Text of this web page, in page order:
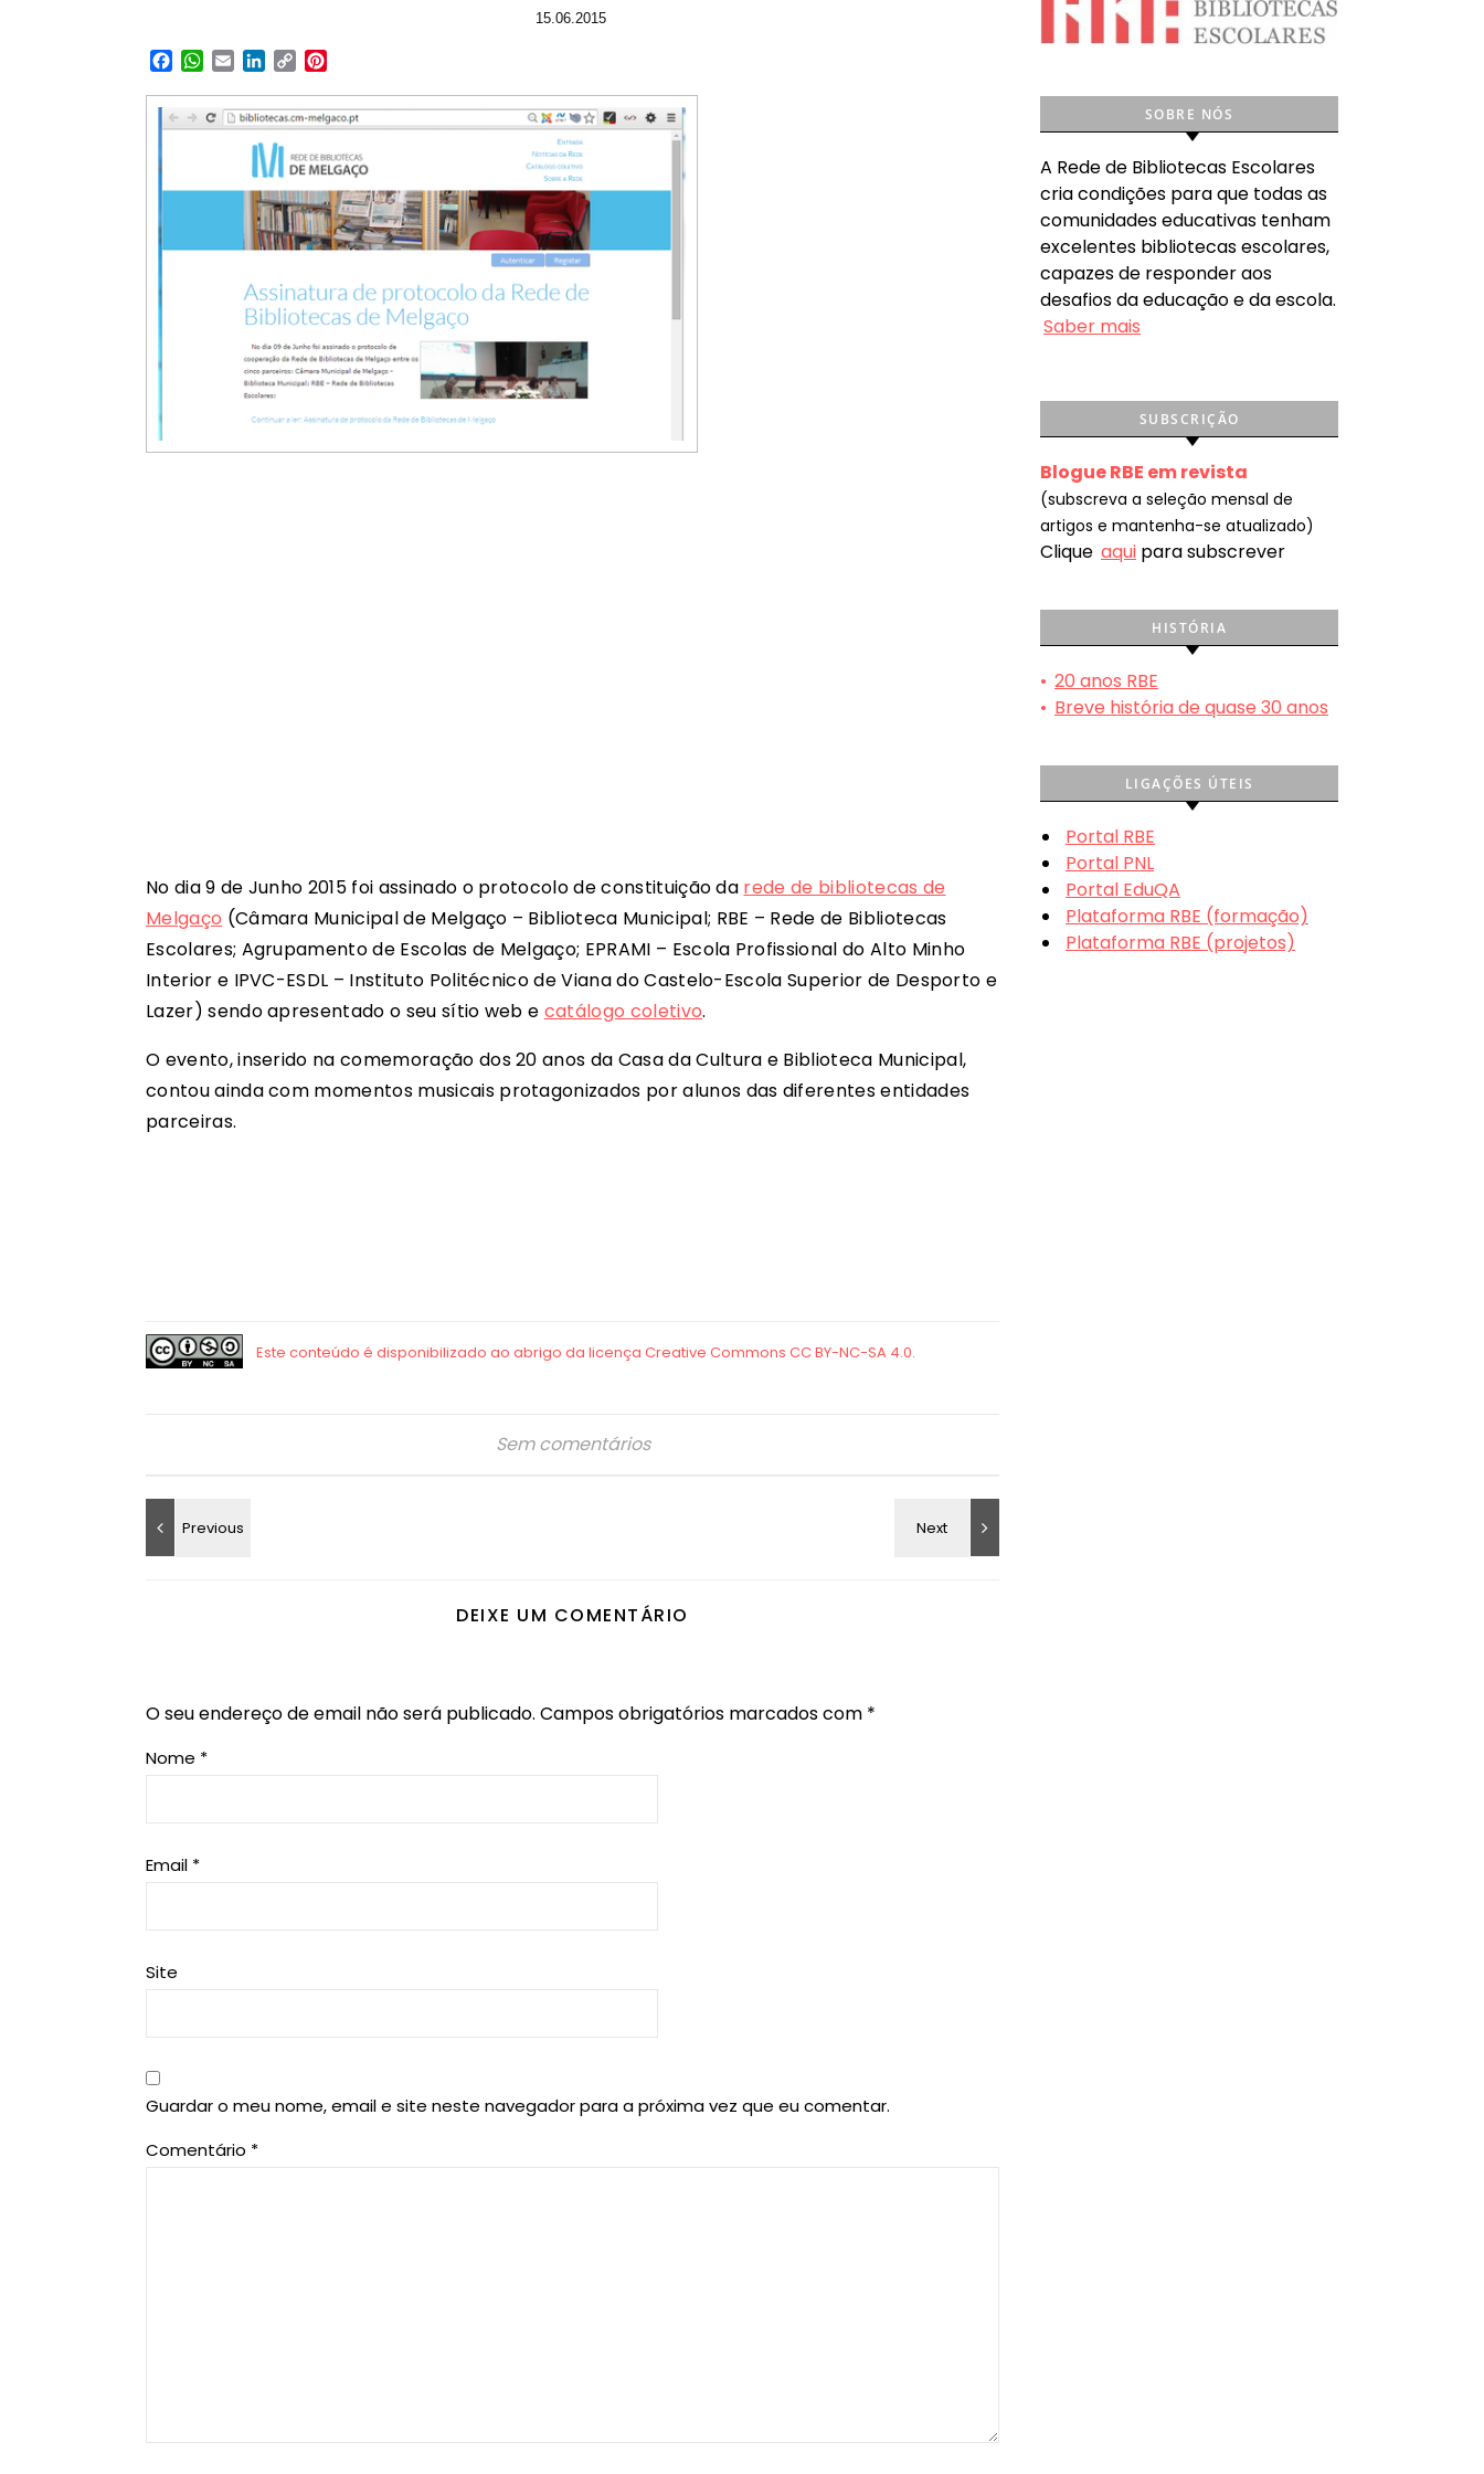
15.06.2015
Facebook
WhatsApp
EmailLinkedIn
Copy
No dia 9 de Junho 2015 foi assinado o protocolo de constituição da rede de bibliotecas de
Melgaço (Câmara Municipal de Melgaço – Biblioteca Municipal; RBE – Rede de Bibliotecas
Escolares; Agrupamento de Escolas de Melgaço; EPRAMI – Escola Profissional do Alto Minho
Interior e IPVC-ESDL – Instituto Politécnico de Viana do Castelo-Escola Superior de Desporto e
Lazer) sendo apresentado o seu sítio web e catálogo coletivo.
O evento, inserido na comemoração dos 20 anos da Casa da Cultura e Biblioteca Municipal,
contou ainda com momentos musicais protagonizados por alunos das diferentes entidades
parceiras.
Sem comentários
DEIXE UM COMENTÁRIO
O seu endereço de email não será publicado. Campos obrigatórios marcados com *
Nome *
Email *
Site
Guardar o meu nome, email e site neste navegador para a próxima vez que eu comentar.
Comentário *
SOBRE NÓS
A Rede de Bibliotecas Escolares
cria condições para que todas as
comunidades educativas tenham
excelentes bibliotecas escolares,
capazes de responder aos
desafios da educação e da escola.
Saber mais
SUBSCRIÇÃO
Blogue RBE em revista
(subscreva a seleção mensal de
artigos e mantenha-se atualizado)
Clique aqui para subscrever
HISTÓRIA
• 20 anos RBE
• Breve história de quase 30 anos
LIGAÇÕES ÚTEIS
Portal RBE
Portal PNL
Portal EduQA
Plataforma RBE (formação)
Plataforma RBE (projetos)